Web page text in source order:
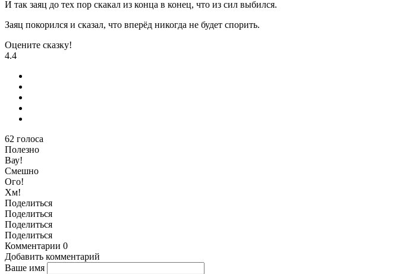
И так заяц до тех пор скакал из конца в конец, что из сил выбился.
Заяц покорился и сказал, что вперёд никогда не будет спорить.
Оцените сказку!
4.4
62 голоса
Полезно
Вау!
Смешно
Ого!
Хм!
Поделиться
Поделиться
Поделиться
Поделиться
Комментарии 0
Добавить комментарий
Ваше имя